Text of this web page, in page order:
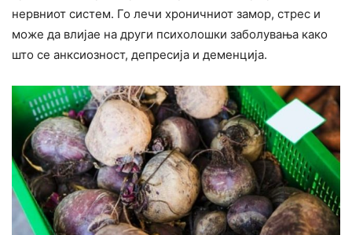
нервниот систем. Го лечи хроничниот замор, стрес и
може да влијае на други психолошки заболувања како
што се анксиозност, депресија и деменција.